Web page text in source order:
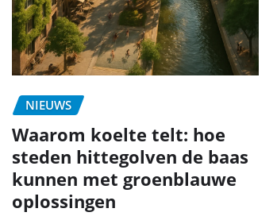
NIEUWS
Waarom koelte telt: hoe
steden hittegolven de baas
kunnen met groenblauwe
oplossingen